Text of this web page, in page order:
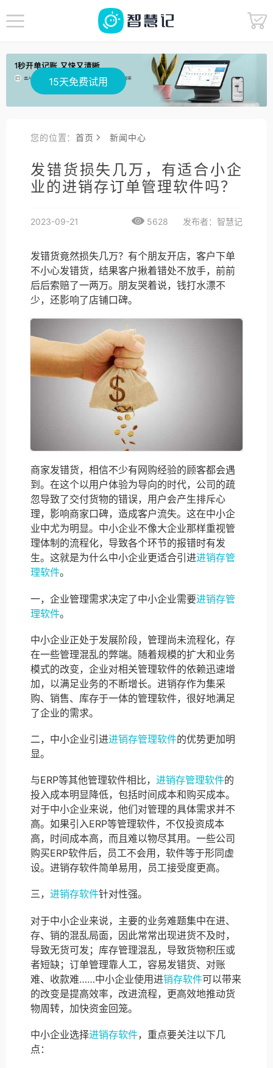
15天免费试用
您的位置：首页 新闻中心
发错货损失几万，有适合小企
业的进销存订单管理软件吗？
2023-09-21 5628 发布者：智慧记
发错货竟然损失几万？有个朋友开店，客户下单
不小心发错货，结果客户揪着错处不放手，前前
后后索赔了一两万。朋友哭着说，钱打水漂不
少，还影响了店铺口碑。
商家发错货，相信不少有网购经验的顾客都会遇
到。在这个以用户体验为导向的时代，公司的疏
忽导致了交付货物的错误，用户会产生排斥心
理，影响商家口碑，造成客户流失。这在中小企
业中尤为明显。中小企业不像大企业那样重视管
理体制的流程化，导致各个环节的报错时有发
生。这就是为什么中小企业更适合引进进销存管
理软件。
一，企业管理需求决定了中小企业需要进销存管
理软件。
中小企业正处于发展阶段，管理尚未流程化，存
在一些管理混乱的弊端。随着规模的扩大和业务
模式的改变，企业对相关管理软件的依赖迅速增
加，以满足业务的不断增长。进销存作为集采
购、销售、库存于一体的管理软件，很好地满足
了企业的需求。
二，中小企业引进进销存管理软件的优势更加明
显。
与ERP等其他管理软件相比， 进销存管理软件的
投入成本明显降低，包括时间成本和购买成本。
对于中小企业来说，他们对管理的具体需求并不
高。如果引入ERP等管理软件，不仅投资成本
高，时间成本高，而且难以物尽其用。一些公司
购买ERP软件后，员工不会用，软件等于形同虚
设。进销存软件简单易用，员工接受度更高。
三， 进销存软件针对性强。
对于中小企业来说，主要的业务难题集中在进、
存、销的混乱局面，因此常常出现进货不及时，
导致无货可发；库存管理混乱，导致货物积压或
者短缺；订单管理靠人工，容易发错货、对账
难、收款难……中小企业使用进销存软件可以带来
的改变是提高效率，改进流程，更高效地推动货
物周转，加快资金回笼。
中小企业选择进销存软件，重点要关注以下几
点：